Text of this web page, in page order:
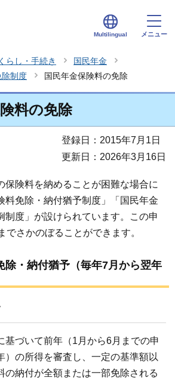
Multilingual メニュー
くらし・手続き
国民年金
制度
国民年金保険料の免除
料の免除
登録日：2015年7月1日
更新日：2026年3月16日
保険料を納めることが困難な場合に
料免除・納付猶予制度」「国民年金
制度」が設けられています。この申
でさかのぼることができます。
除・納付猶予（毎年7月から翌年
基づいて前年（1月から6月までの申
）の所得を審査し、一定の基準額以
の納付が全額または一部免除される